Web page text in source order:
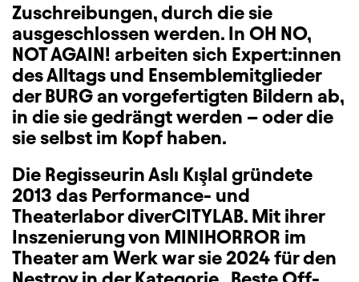
Zuschreibungen, durch die sie
ausgeschlossen werden. In OH NO,
NOT AGAIN! arbeiten sich Expert:innen
des Alltags und Ensemblemitglieder
der BURG an vorgefertigten Bildern ab,
in die sie gedrängt werden – oder die
sie selbst im Kopf haben.
Die Regisseurin Aslı Kışlal gründete
2013 das Performance- und
Theaterlabor diverCITYLAB. Mit ihrer
Inszenierung von MINIHORROR im
Theater am Werk war sie 2024 für den